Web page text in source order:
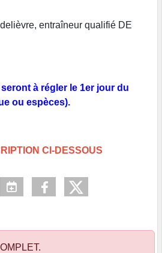
entraîneur qualifié DE
à régler le 1er jour du
ou espèces).
CI-DESSOUS
.